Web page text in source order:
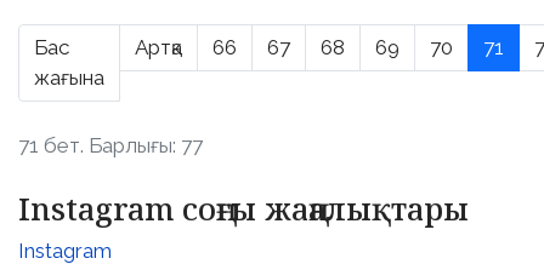
Бас
жағына
Артқа 66 67 68 69 70 71
71 бет. Барлығы: 77
Instagram соңғы жаңалықтары
Instagram